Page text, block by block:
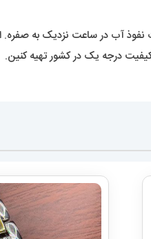
آب در ساعت نزدیک به صفره.
درجه یک در کشور تهیه کنین.